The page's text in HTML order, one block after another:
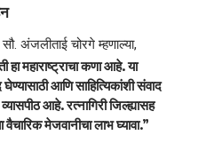
सौ. अंजलीताई चोरगे म्हणाल्या,
महाराष्ट्राचा कणा आहे. या
घेण्यासाठी आणि साहित्यिकांशी संवाद
आहे. रत्नागिरी जिल्ह्यासह
वैचारिक मेजवानीचा लाभ घ्यावा.”